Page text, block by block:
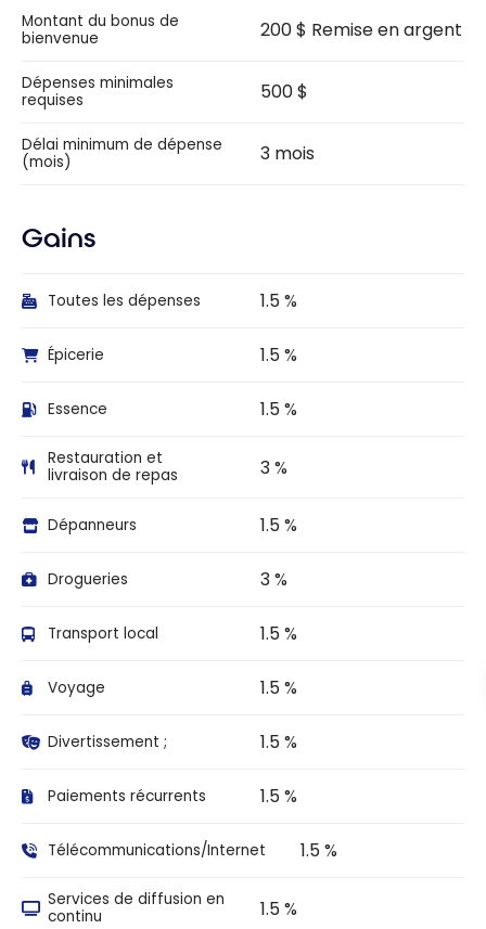
Montant du bonus de
bienvenue
200 $ Remise en argent
Dépenses minimales
requises
500 $
Délai minimum de dépense
(mois)
3 mois
Gains
Toutes les dépenses 1.5 %
Épicerie 1.5 %
Essence 1.5 %
Restauration et
livraison de repas
3 %
Dépanneurs 1.5 %
Drogueries 3 %
Transport local 1.5 %
Voyage 1.5 %
Divertissement ; 1.5 %
Paiements récurrents 1.5 %
Télécommunications/Internet 1.5 %
Services de diffusion en
continu
1.5 %